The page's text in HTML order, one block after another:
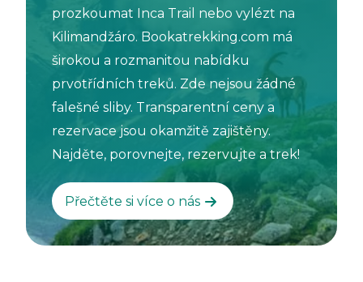
prozkoumat Inca Trail nebo vylézt na
Kilimandžáro. Bookatrekking.com má
širokou a rozmanitou nabídku
prvotřídních treků. Zde nejsou žádné
falešné sliby. Transparentní ceny a
rezervace jsou okamžitě zajištěny.
Najděte, porovnejte, rezervujte a trek!
Přečtěte si více o nás